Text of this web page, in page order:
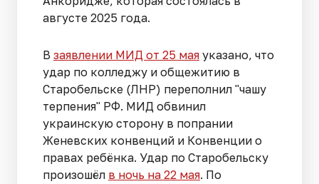
августе 2025 года.
В заявлении МИД от 25 мая указано, что
удар по колледжу и общежитию в
Старобельске (ЛНР) переполнил "чашу
терпения" РФ. МИД обвинил
украинскую сторону в попрании
Женевских конвенций и Конвенции о
правах ребёнка. Удар по Старобельску
произошёл в ночь на 22 мая. По